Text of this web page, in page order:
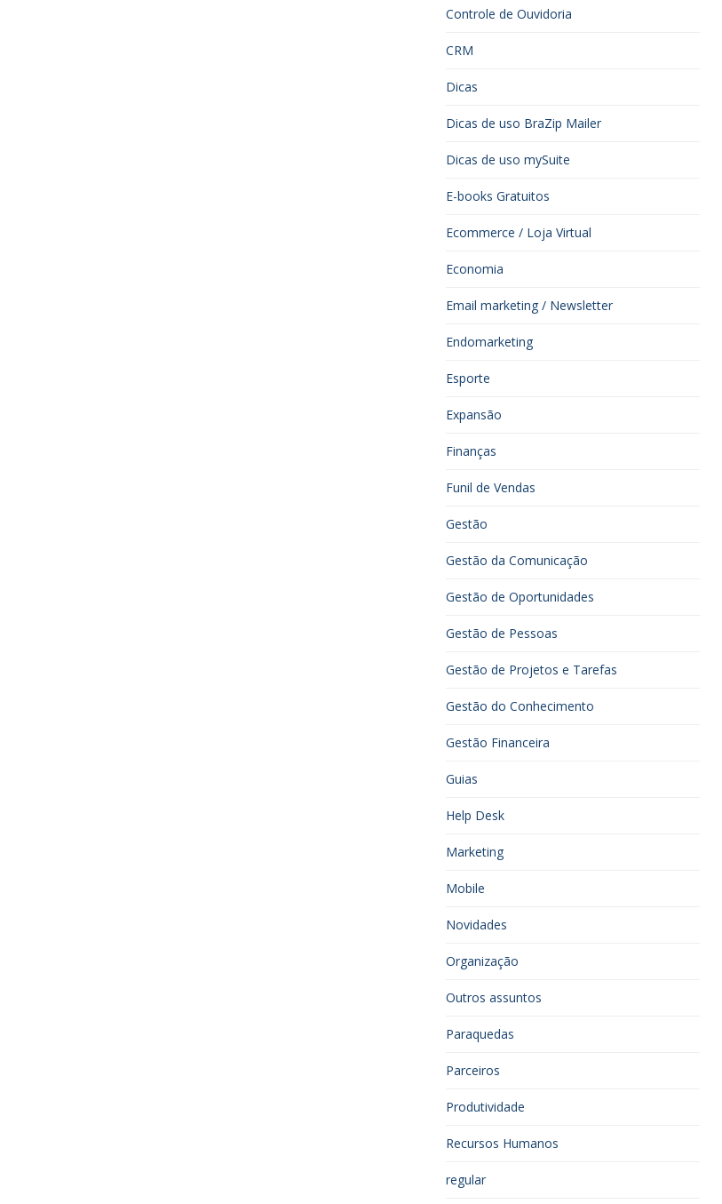
Controle de Ouvidoria
CRM
Dicas
Dicas de uso BraZip Mailer
Dicas de uso mySuite
E-books Gratuitos
Ecommerce / Loja Virtual
Economia
Email marketing / Newsletter
Endomarketing
Esporte
Expansão
Finanças
Funil de Vendas
Gestão
Gestão da Comunicação
Gestão de Oportunidades
Gestão de Pessoas
Gestão de Projetos e Tarefas
Gestão do Conhecimento
Gestão Financeira
Guias
Help Desk
Marketing
Mobile
Novidades
Organização
Outros assuntos
Paraquedas
Parceiros
Produtividade
Recursos Humanos
regular